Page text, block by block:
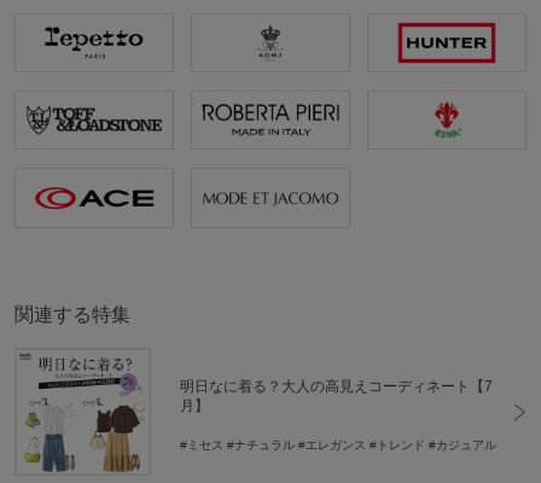
関連する特集
明日なに着る？大人の高見えコーディネート【7
月】
#ミセス #ナチュラル #エレガンス #トレンド #カジュアル